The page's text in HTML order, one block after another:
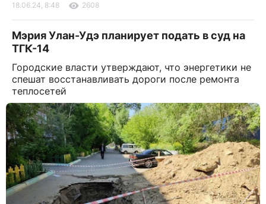
18.06.24, 8:48 2608
Мэрия Улан-Удэ планирует подать в суд на
ТГК-14
Городские власти утверждают, что энергетики не
спешат восстанавливать дороги после ремонта
теплосетей